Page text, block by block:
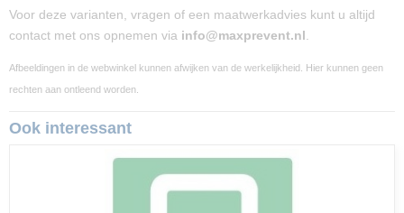
Voor deze varianten, vragen of een maatwerkadvies kunt u altijd
contact met ons opnemen via info@maxprevent.nl
Afbeeldingen in de webwinkel kunnen afwijken van de werkelijkheid. Hier kunnen geen
rechten aan ontleend worden.
Ook interessant